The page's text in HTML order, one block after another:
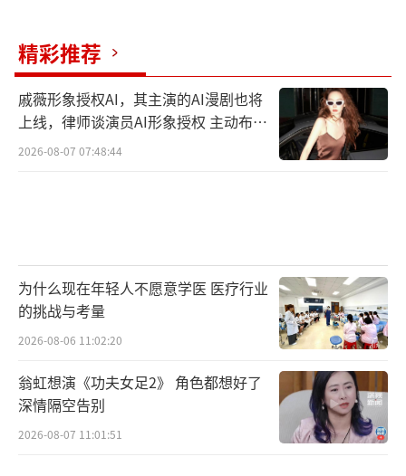
精彩推荐
戚薇形象授权AI，其主演的AI漫剧也将
上线，律师谈演员AI形象授权 主动布局
数字资产
2026-08-07 07:48:44
为什么现在年轻人不愿意学医 医疗行业
的挑战与考量
2026-08-06 11:02:20
翁虹想演《功夫女足2》 角色都想好了
深情隔空告别
2026-08-07 11:01:51